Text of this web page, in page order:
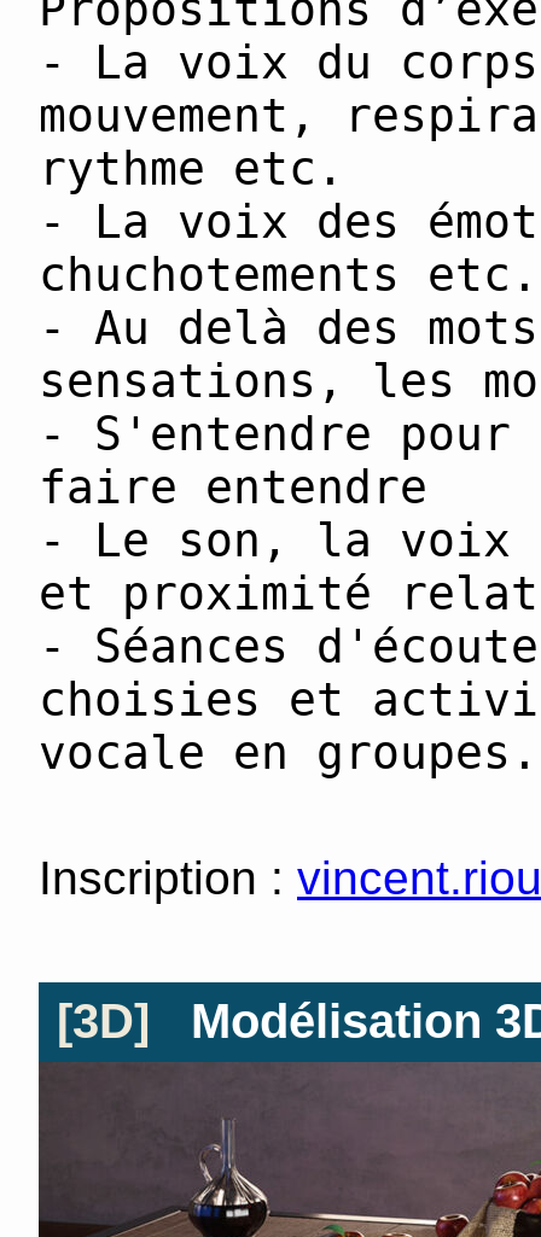
- La voix du
mouvement,
rythme etc.
- La voix des
chuchotements etc.
- Au delà des
sensations, les
- S'entendre pour
faire entendre
- Le son, la voix
et proximité
- Séances
choisies et
vocale en groupes.
Inscription :
[3D] Modélisation